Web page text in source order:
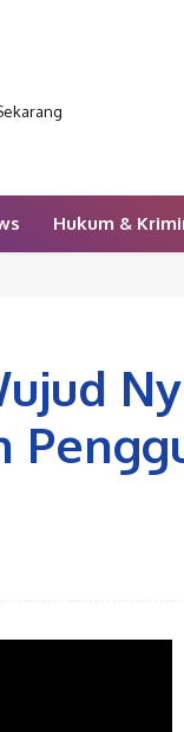
Hukum &